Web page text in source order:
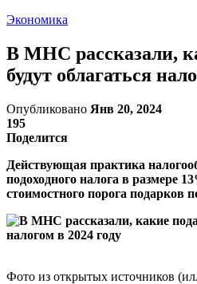
Экономика
В МНС рассказали,
будут облагаться
Опубликовано Янв 20, 2024
195
Поделится
Действующая практика
подоходного налога в размере
стоимостного порога подарков
Фото из открытых источников